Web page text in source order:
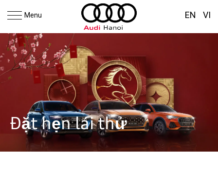
Menu EN VI
Đặt hẹn lái thử